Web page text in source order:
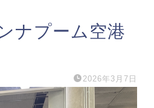
ナプーム空港
2026年3月7日